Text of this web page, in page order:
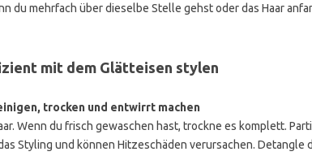
du mehrfach über dieselbe Stelle gehst oder das Haar
mit dem Glätteisen stylen
trocken und entwirrt machen
Wenn du frisch gewaschen hast, trockne es komplett.
Styling und können Hitzeschäden verursachen. Detangle